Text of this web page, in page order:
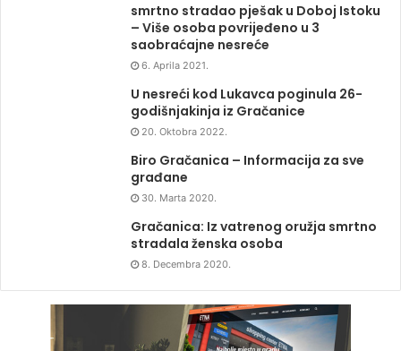
smrtno stradao pješak u Doboj Istoku
– Više osoba povrijeđeno u 3
saobraćajne nesreće
6. Aprila 2021.
U nesreći kod Lukavca poginula 26-
godišnjakinja iz Gračanice
20. Oktobra 2022.
Biro Gračanica – Informacija za sve
građane
30. Marta 2020.
Gračanica: Iz vatrenog oružja smrtno
stradala ženska osoba
8. Decembra 2020.